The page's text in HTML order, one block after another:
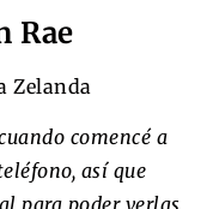
Rae
Zelanda
comencé a
así que
para poder verlas.